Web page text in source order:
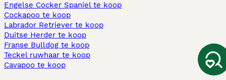
Engelse Cocker Spaniel te koop
Cockapoo te koop
Labrador Retriever te koop
Duitse Herder te koop
Franse Bulldog te koop
Teckel ruwhaar te koop
Cavapoo te koop